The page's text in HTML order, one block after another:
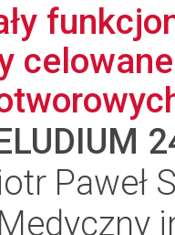
Paweł